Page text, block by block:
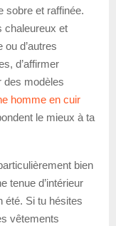
sobre et raffinée.
chaleureux et
d’autres
d’affirmer
des modèles
homme en cuir
le mieux à ta
bien
tenue d’intérieur
été. Si tu hésites
vêtements